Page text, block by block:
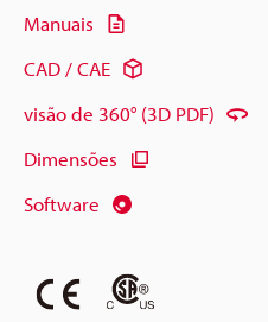
Manuais
CAD / CAE
visão de 360° (3D PDF)
Dimensões
Software